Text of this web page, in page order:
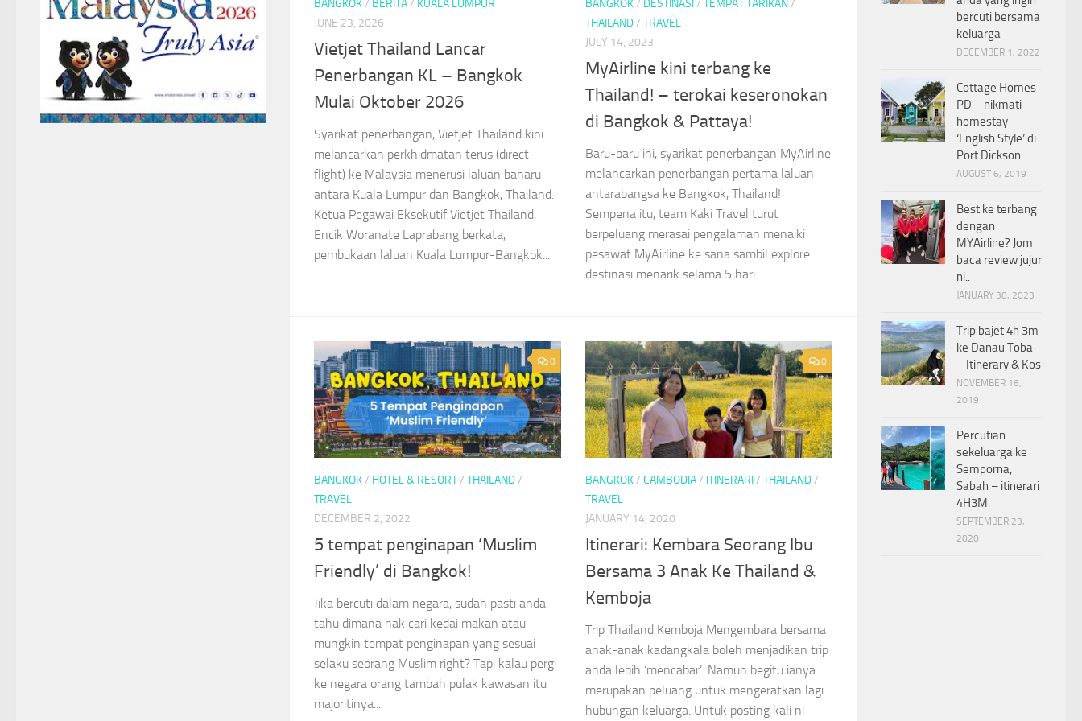
BANGKOK/ BERITA/ KUALA LUMPUR
JUNE 23, 2026
Vietjet Thailand Lancar
Penerbangan KL – Bangkok
Mulai Oktober 2026
Syarikat penerbangan, Vietjet Thailand kini
melancarkan perkhidmatan terus (direct
flight) ke Malaysia menerusi laluan baharu
antara Kuala Lumpur dan Bangkok, Thailand.
Ketua Pegawai Eksekutif Vietjet Thailand,
Encik Woranate Laprabang berkata,
pembukaan laluan Kuala Lumpur-Bangkok...
BANGKOK/ DESTINASI/ TEMPAT TARIKAN/
THAILAND/ TRAVEL
JULY 14, 2023
MyAirline kini terbang ke
Thailand! – terokai keseronokan
di Bangkok & Pattaya!
Baru-baru ini, syarikat penerbangan MyAirline
melancarkan penerbangan pertama laluan
antarabangsa ke Bangkok, Thailand!
Sempena itu, team Kaki Travel turut
berpeluang merasai pengalaman menaiki
pesawat MyAirline ke sana sambil explore
destinasi menarik selama 5 hari...
0
BANGKOK/ HOTEL & RESORT/ THAILAND/
TRAVEL
DECEMBER 2, 2022
5 tempat penginapan ‘Muslim
Friendly’ di Bangkok!
Jika bercuti dalam negara, sudah pasti anda
tahu dimana nak cari kedai makan atau
mungkin tempat penginapan yang sesuai
selaku seorang Muslim right? Tapi kalau pergi
ke negara orang tambah pulak kawasan itu
majoritinya...
0
BANGKOK/ CAMBODIA/ ITINERARI/ THAILAND/
TRAVEL
JANUARY 14, 2020
Itinerari: Kembara Seorang Ibu
Bersama 3 Anak Ke Thailand &
Kemboja
Trip Thailand Kemboja Mengembara bersama
anak-anak kadangkala boleh menjadikan trip
anda lebih ‘mencabar’. Namun begitu ianya
merupakan peluang untuk mengeratkan lagi
hubungan keluarga. Untuk posting kali ni
bercuti bersama
keluarga
DECEMBER 1, 2022
Cottage Homes
PD – nikmati
homestay
‘English Style’ di
Port Dickson
AUGUST 6, 2019
Best ke terbang
dengan
MYAirline? Jom
baca review jujur
ni..
JANUARY 30, 2023
Trip bajet 4h 3m
ke Danau Toba
– Itinerary & Kos
NOVEMBER 16,
2019
Percutian
sekeluarga ke
Semporna,
Sabah – itinerari
4H3M
SEPTEMBER 23,
2020